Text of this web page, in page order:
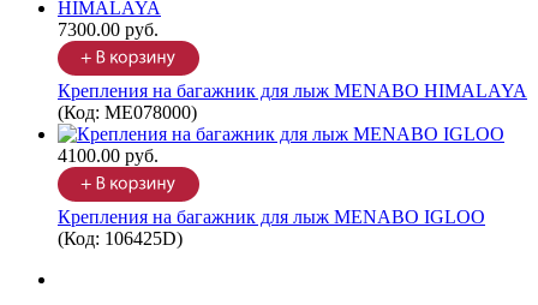
7300.00 руб.
Крепления на багажник для лыж MENABO HIMALAYA
(Код: ME078000)
4100.00 руб.
Крепления на багажник для лыж MENABO IGLOO
(Код: 106425D)